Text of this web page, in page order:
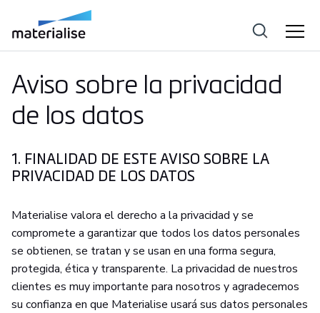
Aviso sobre la privacidad
de los datos
1. FINALIDAD DE ESTE AVISO SOBRE LA
PRIVACIDAD DE LOS DATOS
Materialise valora el derecho a la privacidad y se
compromete a garantizar que todos los datos personales
se obtienen, se tratan y se usan en una forma segura,
protegida, ética y transparente. La privacidad de nuestros
clientes es muy importante para nosotros y agradecemos
su confianza en que Materialise usará sus datos personales